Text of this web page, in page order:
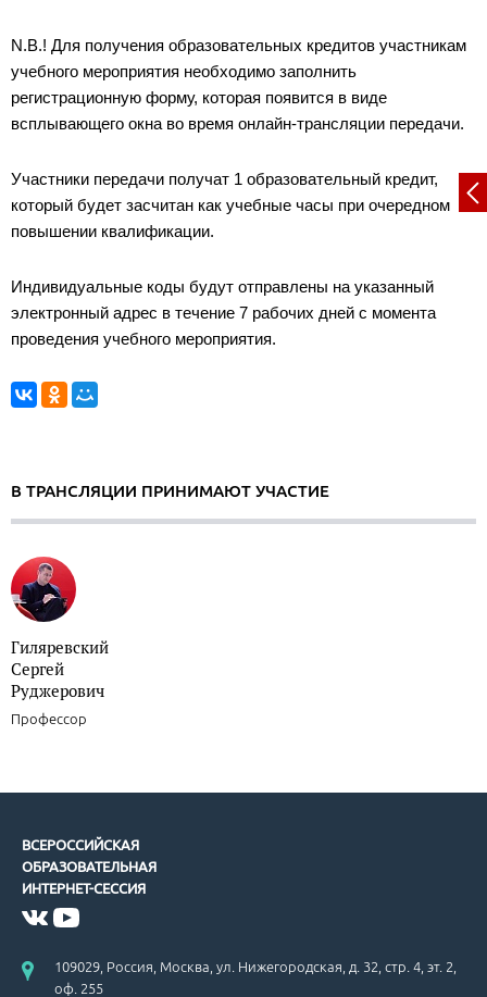
N.B.! Для получения образовательных кредитов участникам
учебного мероприятия необходимо заполнить
регистрационную форму, которая появится в виде
всплывающего окна во время онлайн-трансляции передачи.
Участники передачи получат 1 образовательный кредит,
который будет засчитан как учебные часы при очередном
повышении квалификации.
Индивидуальные коды будут отправлены на указанный
электронный адрес в течение 7 рабочих дней с момента
проведения учебного мероприятия.
В ТРАНСЛЯЦИИ ПРИНИМАЮТ УЧАСТИЕ
Гиляревский
Сергей
Руджерович
Профессор
ВСЕРОССИЙСКАЯ
ОБРАЗОВАТЕЛЬНАЯ
ИНТЕРНЕТ-СЕССИЯ
109029, Россия, Москва, ул. Нижегородская, д. 32, стр. 4, эт. 2,
оф. 255